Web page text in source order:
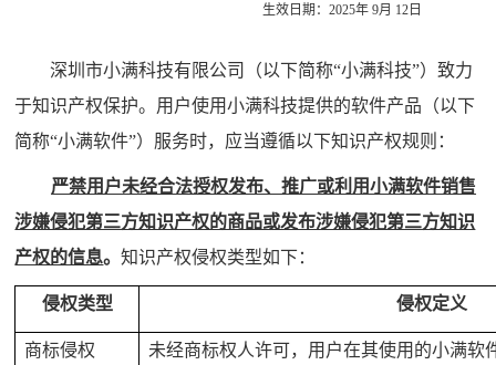
生效日期：2025年 9月 12日
深圳市小满科技有限公司
（以下简称“小满科技”）致力
于知识产权保护。用户使用小满科技提供的软件产品（以下
简称“小满软件”）服务时，应当遵循以下知识产权规则：
严禁用户未经合法授权发布、推广或利用小满软件销售
涉嫌侵犯第三方知识产权的商品或发布涉嫌侵犯第三方知识
产权的信息。知识产权侵权类型如下：
侵权类型 侵权定义
商标侵权
未经商标权人许可，用户在其使用的小满软